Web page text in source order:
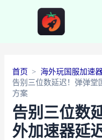
首页
海外玩国服加速
告别三位数延迟！弹弹堂
方案
告别三位数
外加速器延